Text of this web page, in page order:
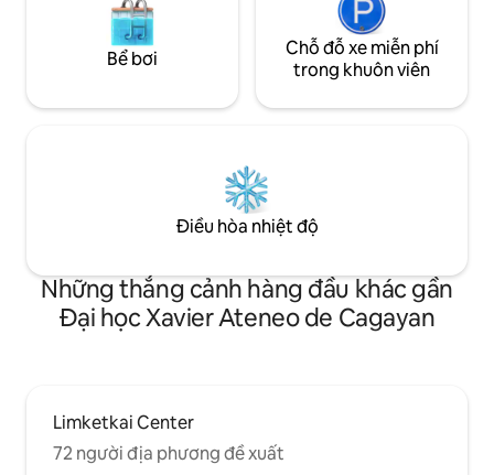
Bể bơi
Chỗ đỗ xe miễn phí
trong khuôn viên
Điều hòa nhiệt độ
Những thắng cảnh hàng đầu khác gần
Đại học Xavier Ateneo de Cagayan
Limketkai Center
72 người địa phương đề xuất